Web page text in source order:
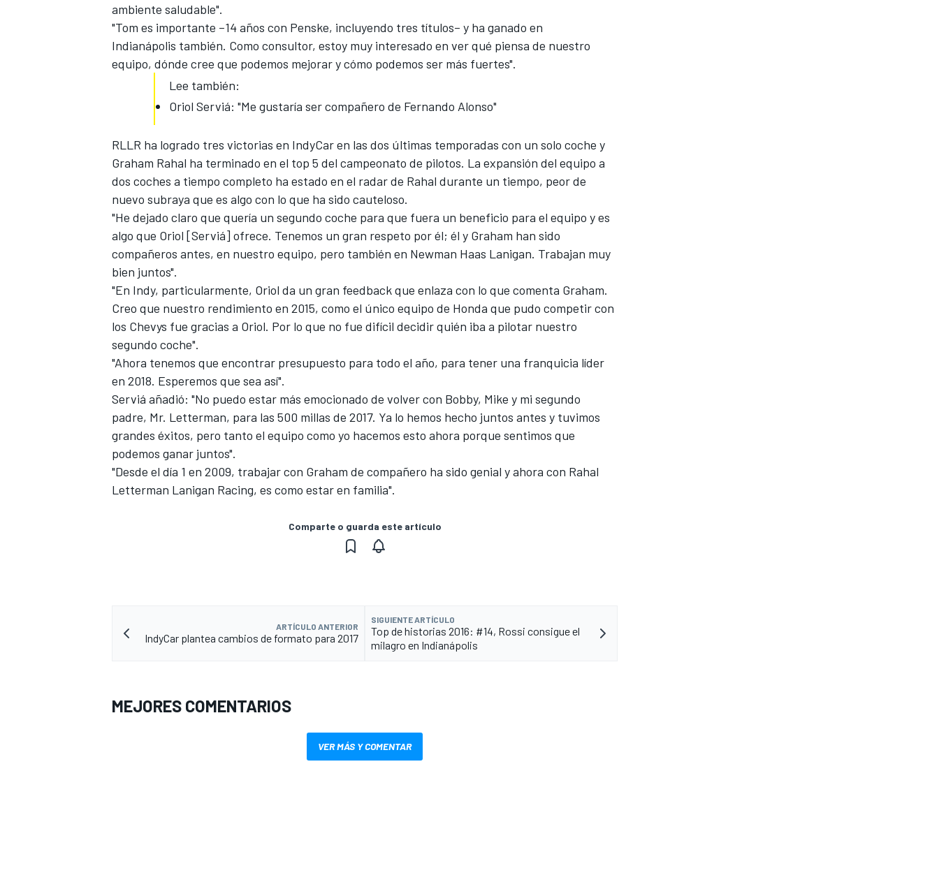
MÁS CATEGORÍAS
ambiente saludable".
"Tom es importante –14 años con Penske, incluyendo tres títulos– y ha ganado en
Indianápolis también. Como consultor, estoy muy interesado en ver qué piensa de nuestro
equipo, dónde cree que podemos mejorar y cómo podemos ser más fuertes".
Lee también:
Oriol Serviá: "Me gustaría ser compañero de Fernando Alonso"
RLLR ha logrado tres victorias en IndyCar en las dos últimas temporadas con un solo coche y
Graham Rahal ha terminado en el top 5 del campeonato de pilotos. La expansión del equipo a
dos coches a tiempo completo ha estado en el radar de Rahal durante un tiempo, peor de
nuevo subraya que es algo con lo que ha sido cauteloso.
"He dejado claro que quería un segundo coche para que fuera un beneficio para el equipo y es
algo que Oriol [Serviá] ofrece. Tenemos un gran respeto por él; él y Graham han sido
compañeros antes, en nuestro equipo, pero también en Newman Haas Lanigan. Trabajan muy
bien juntos".
"En Indy, particularmente, Oriol da un gran feedback que enlaza con lo que comenta Graham.
Creo que nuestro rendimiento en 2015, como el único equipo de Honda que pudo competir con
los Chevys fue gracias a Oriol. Por lo que no fue difícil decidir quién iba a pilotar nuestro
segundo coche".
"Ahora tenemos que encontrar presupuesto para todo el año, para tener una franquicia líder
en 2018. Esperemos que sea así".
Serviá añadió: "No puedo estar más emocionado de volver con Bobby, Mike y mi segundo
padre, Mr. Letterman, para las 500 millas de 2017. Ya lo hemos hecho juntos antes y tuvimos
grandes éxitos, pero tanto el equipo como yo hacemos esto ahora porque sentimos que
podemos ganar juntos".
"Desde el día 1 en 2009, trabajar con Graham de compañero ha sido genial y ahora con Rahal
Letterman Lanigan Racing, es como estar en familia".
Comparte o guarda este artículo
ARTÍCULO ANTERIOR
IndyCar plantea cambios de formato para 2017
SIGUIENTE ARTÍCULO
Top de historias 2016: #14, Rossi consigue el
milagro en Indianápolis
MEJORES COMENTARIOS
VER MÁS Y COMENTAR